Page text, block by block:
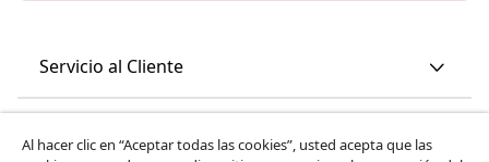
Servicio al Cliente
Al hacer clic en “Aceptar todas las cookies”, usted acepta que las